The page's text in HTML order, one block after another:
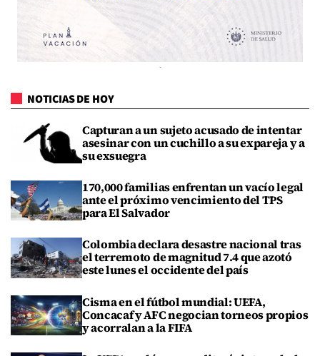
NOTICIAS DE HOY
Capturan a un sujeto acusado de intentar
asesinar con un cuchillo a su expareja y a
su exsuegra
170,000 familias enfrentan un vacío legal
ante el próximo vencimiento del TPS
para El Salvador
Colombia declara desastre nacional tras
el terremoto de magnitud 7.4 que azotó
este lunes el occidente del país
Cisma en el fútbol mundial: UEFA,
Concacaf y AFC negocian torneos propios
y acorralan a la FIFA